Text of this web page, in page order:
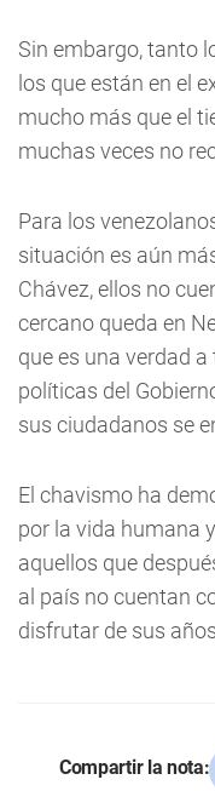
Sin embargo, tanto
los que están en el
mucho más que el
muchas veces no
Para los
situación es aún
Chávez, ellos no
cercano queda en
que es una verdad
políticas del
sus ciudadanos se
El chavismo ha
por la vida humana
aquellos que
al país no cuentan
disfrutar de sus
Compartir la nota: